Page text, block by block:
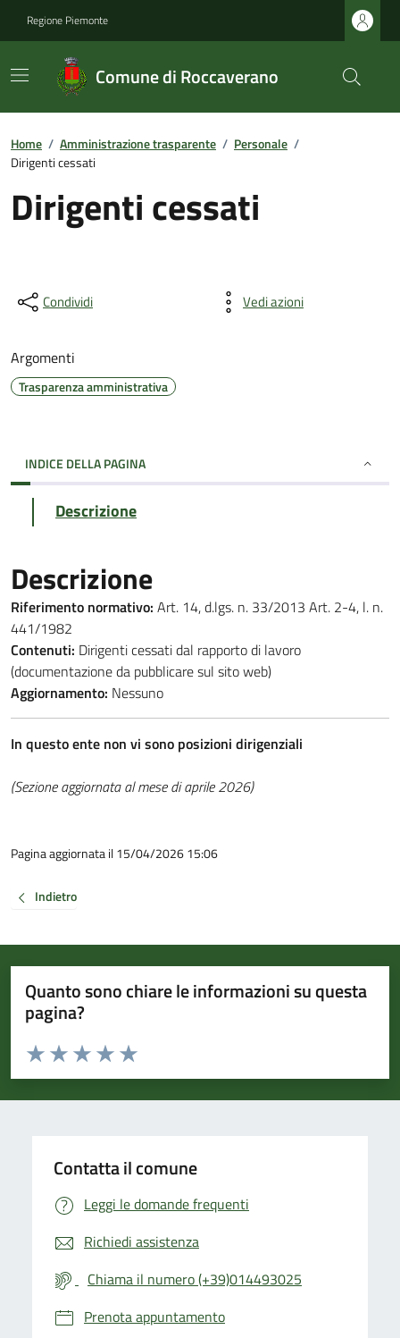
Regione Piemonte
Comune di Roccaverano
Home / Amministrazione trasparente / Personale /
Dirigenti cessati
Dirigenti cessati
Condividi Vedi azioni
Argomenti
Trasparenza amministrativa
INDICE DELLA PAGINA
Descrizione
Descrizione
Riferimento normativo: Art. 14, d.lgs. n. 33/2013 Art. 2-4, l. n.
441/1982
Contenuti: Dirigenti cessati dal rapporto di lavoro
(documentazione da pubblicare sul sito web)
Aggiornamento: Nessuno
In questo ente non vi sono posizioni dirigenziali
(Sezione aggiornata al mese di aprile 2026)
Pagina aggiornata il 15/04/2026 15:06
Indietro
Quanto sono chiare le informazioni su questa
pagina?
Valuta da 1 a 5 stelle la pagina
Valuta 5 stelle su 5
Valuta 4 stelle su 5
Valuta 3 stelle su 5
Valuta 2 stelle su 5
Valuta 1 stelle su 5
Contatta il comune
Leggi le domande frequenti
Richiedi assistenza
Chiama il numero (+39)014493025
Prenota appuntamento